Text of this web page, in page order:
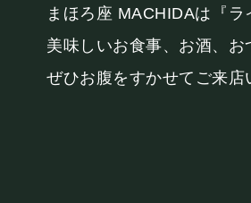
PRIVATE
まほろ座 MACHIDAは『ラ
美味しいお食事、お酒、お
ぜひお腹をすかせてご来店